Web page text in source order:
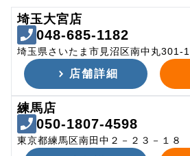
埼玉大宮店
048-685-1182
埼玉県さいたま市見沼区南中丸301-1
店舗詳細
練馬店
050-1807-4598
東京都練馬区南田中２－２３－１８